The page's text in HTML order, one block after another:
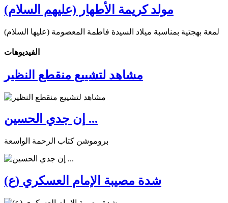
مولد كريمة الأطهار (عليهم السلام)
لمعة بهجتية بمناسبة ميلاد السيدة فاطمة المعصومة (عليها السلام)
الفیدیوهات
مشاهد لتشييع منقطع النظير
إن جدي الحسين ...
بروموشن كتاب الرحمة الواسعة
شدة مصيبة الإمام العسكري (ع)